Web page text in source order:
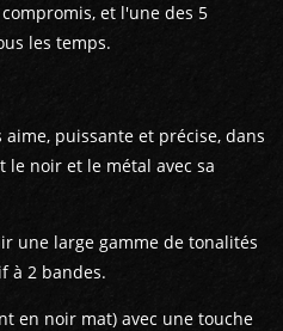
et l'une des 5
les temps.
puissante et précise, dans
le noir et le métal avec sa
une large gamme de tonalités
à 2 bandes.
en noir mat) avec une touche